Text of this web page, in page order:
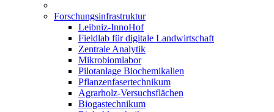
Forschungsinfrastruktur
Leibniz-InnoHof
Fieldlab für digitale Landwirtschaft
Zentrale Analytik
Mikrobiomlabor
Pilotanlage Biochemikalien
Pflanzenfasertechnikum
Agrarholz-Versuchsflächen
Biogastechnikum